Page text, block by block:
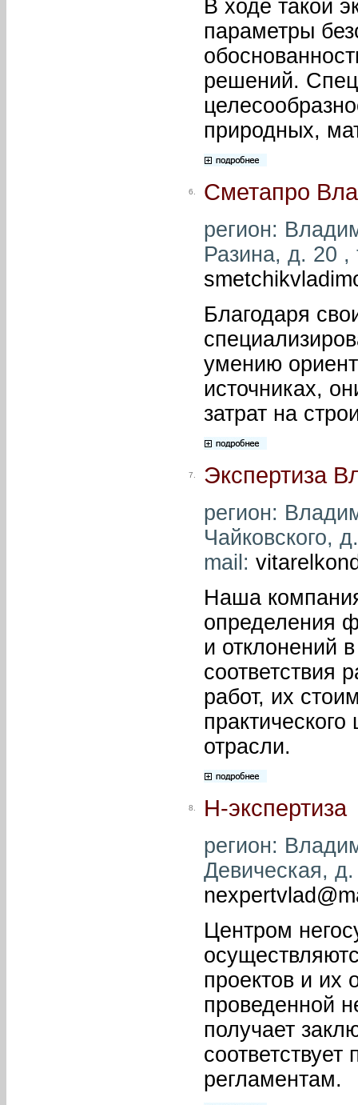
В ходе такой
параметры
решений.
природных,
6. Сметапро
регион:
Разина, д. 20
Благодаря
умению
источниках,
затрат на
7. Экспертиза
регион:
Чайковского,
mail:
Наша
определения
и отклонений
соответствия
работ, их
отрасли.
8. Н-экспертиза
регион:
Девическая,
Центром
проектов и их
проведенной
получает
регламентам.